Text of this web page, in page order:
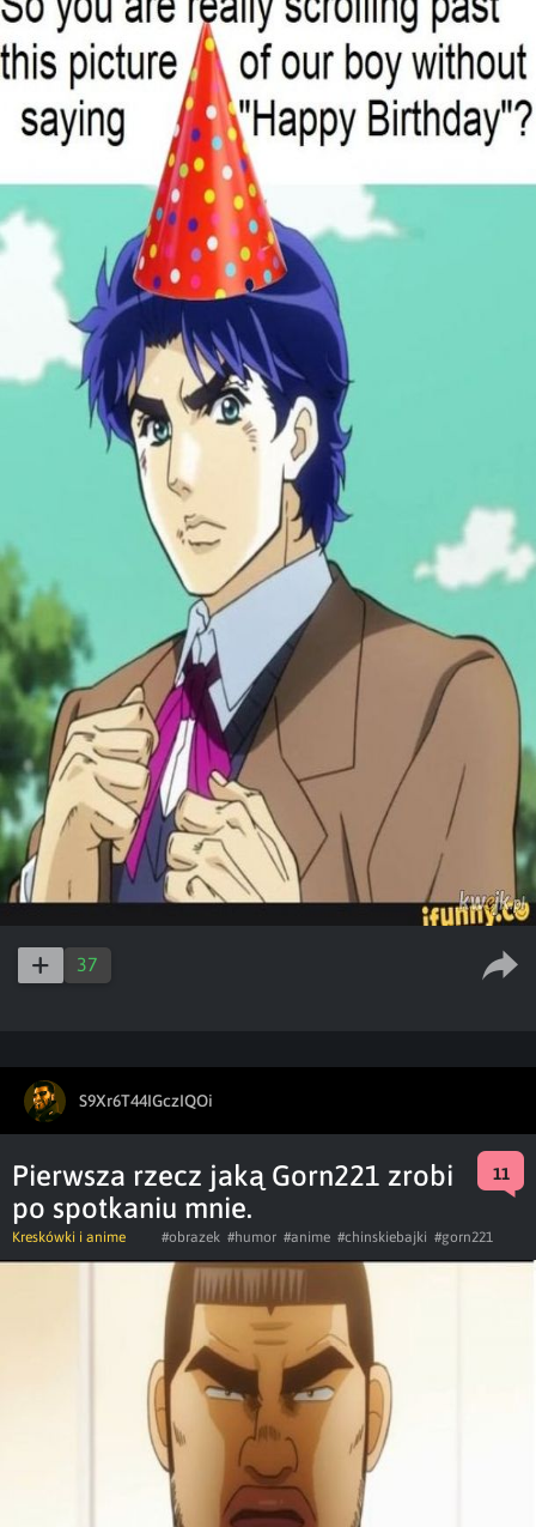
37
S9Xr6T44IGczIQOi
Pierwsza rzecz jaką Gorn221 zrobi
po spotkaniu mnie.
11
Kreskówki i anime #obrazek #humor #anime #chinskiebajki #gorn221